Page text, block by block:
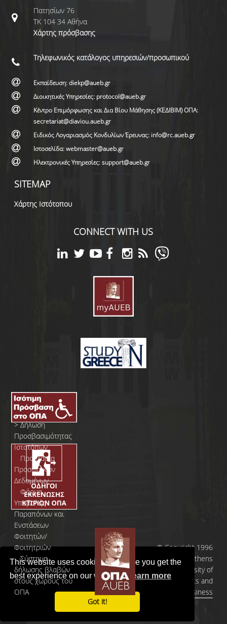
This website uses cookies to ensure you get the
best experience on our website.Learn more
Got it!
Πατησίων 76
ΤΚ 104 34 Αθήνα
Χάρτης πρόσβασης
Τηλεφωνικός κατάλογος υπηρεσιών/προσωπικού
Εκπαίδευση: diekp@aueb.gr
Διοικητικές Υπηρεσίες: protocol@aueb.gr
Κέντρο Επιμόρφωσης και Δια Βίου Μάθησης (ΚΕΔΙΒΙΜ) ΟΠΑ:
secretariat@diaviou.aueb.gr
Ειδικός Λογαριασμός Κονδυλίων Έρευνας: info@rc.aueb.gr
Ιστοσελίδα: webmaster@aueb.gr
Ηλεκτρονικές Υπηρεσίες: support@aueb.gr
SITEMAP
Χάρτης Ιστότοπου
CONNECT WITH US
>Δήλωση
Προσβασιμότητας
Ιστοτόπων
Προστασία
Προσωπικών
Δεδομένων
Φόρμα
Yποβολής
Παραπόνων και
Ενστάσεων
Φοιτητών/
Φοιτητριών
>Σύστημα
δήλωσης βλαβών
στους χώρους του
ΟΠΑ
© Copyright 1996
- 2026 | Athens
University of
Economics and
Business